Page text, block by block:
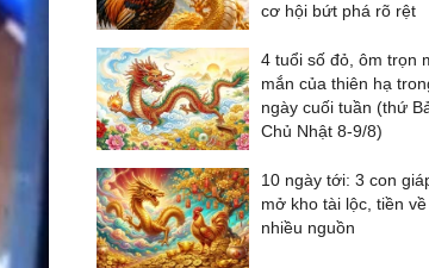
cơ hội bứt phá rõ rệt
4 tuổi số đỏ, ôm trọn
mắn của thiên hạ
ngày cuối tuần (thứ
Chủ Nhật 8-9/8)
10 ngày tới: 3 con
mở kho tài lộc, tiền
nhiều nguồn